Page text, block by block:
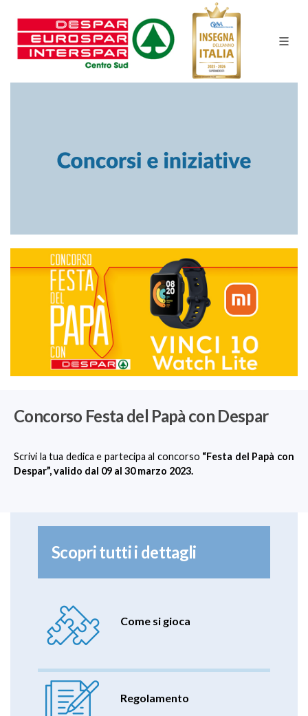
Concorso Festa del Papà con Despar
Scrivi la tua dedica e partecipa al concorso “Festa del Papà con
Despar”, valido dal 09 al 30 marzo 2023.
Scopri tutti i dettagli
Come si gioca
Regolamento